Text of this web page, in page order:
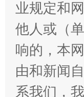
在谋一
业规定和
他人或（
响的，本
由和新闻
系我们，